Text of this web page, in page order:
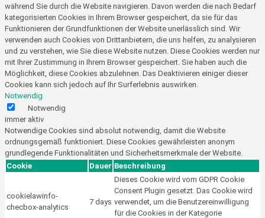
während Sie durch die Website navigieren. Davon werden die nach Bedarf
kategorisierten Cookies in Ihrem Browser gespeichert, da sie für das
Funktionieren der Grundfunktionen der Website unerlässlich sind. Wir
verwenden auch Cookies von Drittanbietern, die uns helfen, zu analysieren
und zu verstehen, wie Sie diese Website nutzen. Diese Cookies werden nur
mit Ihrer Zustimmung in Ihrem Browser gespeichert. Sie haben auch die
Möglichkeit, diese Cookies abzulehnen. Das Deaktivieren einiger dieser
Cookies kann sich jedoch auf Ihr Surferlebnis auswirken.
Notwendig
Notwendig
immer aktiv
Notwendige Cookies sind absolut notwendig, damit die Website
ordnungsgemäß funktioniert. Diese Cookies gewährleisten anonym
grundlegende Funktionalitäten und Sicherheitsmerkmale der Website.
Cookie
Dauer Beschreibung
cookielawinfo-
checbox-analytics
7 days
Dieses Cookie wird vom GDPR Cookie
Consent Plugin gesetzt. Das Cookie wird
verwendet, um die Benutzereinwilligung
für die Cookies in der Kategorie